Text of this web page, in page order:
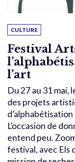
CULTURE
Festival
l’art
Du 27 au 31 mai,
des projets
L’occasion de
entend peu.
festival, avec Els